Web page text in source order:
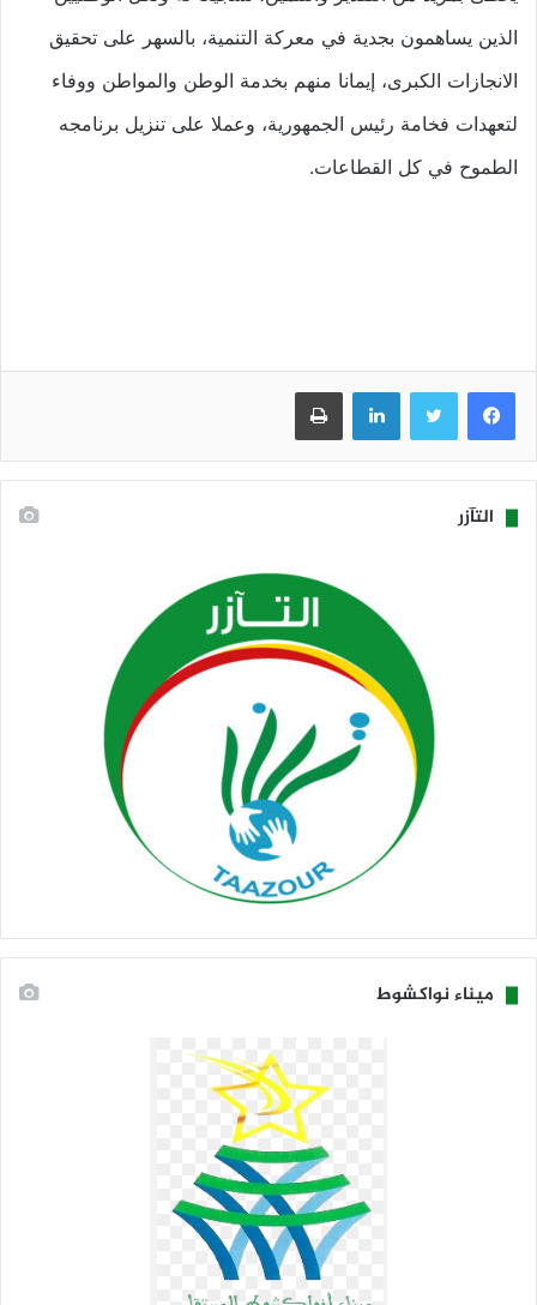
الذين يساهمون بجدية في معركة التنمية، بالسهر على تحقيق
الانجازات الكبرى، إيمانا منهم بخدمة الوطن والمواطن ووفاء
لتعهدات فخامة رئيس الجمهورية، وعملا على تنزيل برنامجه
الطموح في كل القطاعات.
فيسبوك تويتر لينكدإن طباعة
التآزر
ميناء نواكشوط